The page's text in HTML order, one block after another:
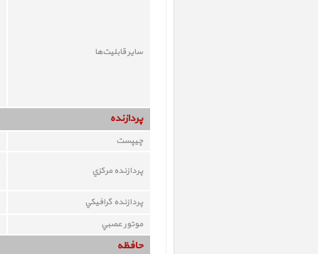
ساير قابليت‌ها
پردازنده
چيپست
پردازنده مرکزي
پردازنده گرافيکي
موتور عصبي
حافظه